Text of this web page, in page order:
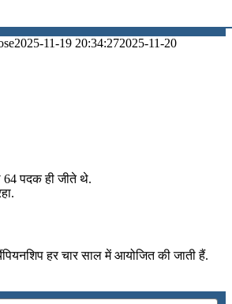
2025-11-19 20:34:272025-11-20
64 पदक ही जीते थे.
हर चार साल में आयोजित की जाती हैं.